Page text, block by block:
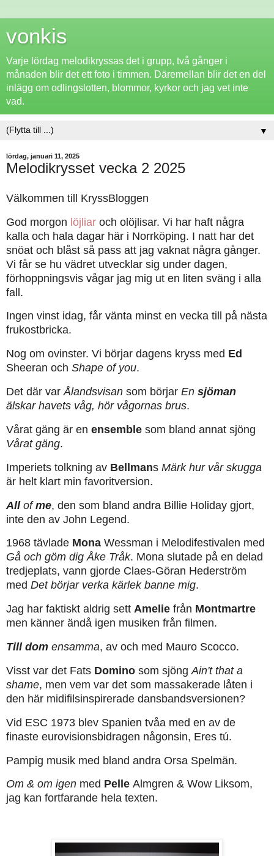
vonkis
Varje lördag melodikryssas det i grupp, två gånger i
månaden blir det ett foto i timmen. Däremellan blir det en del
inlägg om odlingslotten, blommor, kyrkor och jag vet inte
vad.
▼
lördag, januari 11, 2025
Melodikrysset vecka 2 2025
Välkommen till KryssBloggen
God morgon löjliar och olöjlisar. Vi har haft några
kalla och hala dagar här i Norrköping. I natt har det
snöat och blåst så pass att jag vaknat några gånger.
Vi får se hu vädret utvecklar sig under dagen,
förhoppningsvis vågar jag mig ut en liten sväng i alla
fall.
Ingen vinst idag, får vänta minst en vecka till på nästa
frukostbricka.
Nog om ovinster. Vi börjar dagens kryss med Ed
Sheeran och Shape of you.
Det där varÅlandsvisan som börjar En sjöman
älskar havets våg, hör vågornas brus.
Vårat gäng är en ensemble som bland annat sjöng
Vårat gäng.
Imperiets tolkning av Bellmans Märk hur vår skugga
är helt klart min favoritversion.
Allofme, den som bland andra Billie Holiday gjort,
inte den av John Legend.
1968 tävlade Mona Wessman i Melodifestivalen med
Gå och göm dig Åke Tråk. Mona slutade på en delad
tredjeplats, vann gjorde Claes-Göran Hederström
med Det börjar verka kärlek banne mig.
Jag har faktiskt aldrig sett Amelie från Montmartre
men känner ändå igen musiken från filmen.
Till dom ensamma, av och med Mauro Scocco.
Visst var det Fats Domino som sjöng Ain't that a
shame, men vem var det som massakerade låten i
den här midifilsinspirerade dansbandsversionen?
Vid ESC 1973 blev Spanien tvåa med en av de
finaste eurovisionsbidragen någonsin, Eres tú.
Pampig musik med bland andra Orsa Spelmän.
Om & om igen med Pelle Almgren & Wow Liksom,
jag kan fortfarande hela texten.